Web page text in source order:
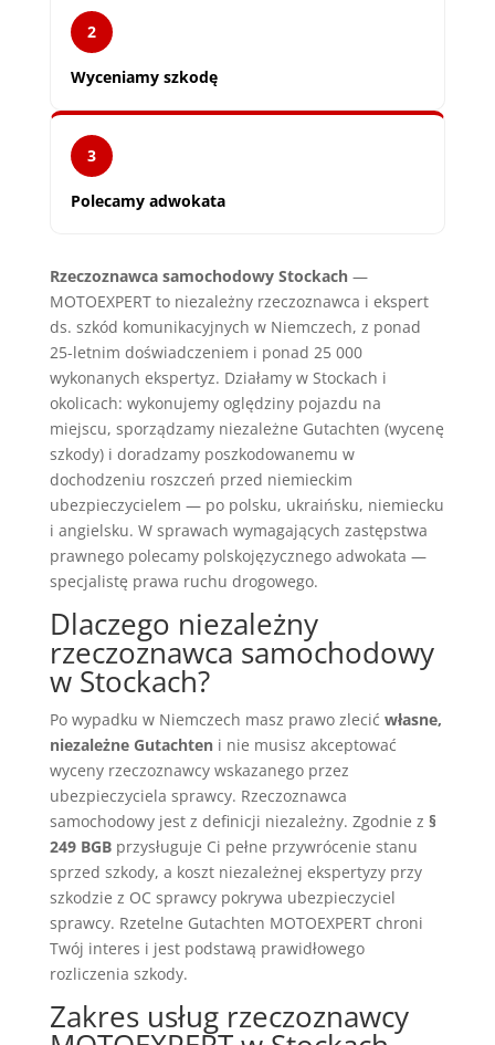
2
Wyceniamy szkodę
3
Polecamy adwokata
Rzeczoznawca samochodowy Stockach—
MOTOEXPERT to niezależny rzeczoznawca i ekspert
ds. szkód komunikacyjnych w Niemczech, z ponad
25-letnim doświadczeniem i ponad 25 000
wykonanych ekspertyz. Działamy w Stockach i
okolicach: wykonujemy oględziny pojazdu na
miejscu, sporządzamy niezależne Gutachten (wycenę
szkody) i doradzamy poszkodowanemu w
dochodzeniu roszczeń przed niemieckim
ubezpieczycielem — po polsku, ukraińsku, niemiecku
i angielsku. W sprawach wymagających zastępstwa
prawnego polecamy polskojęzycznego adwokata —
specjalistę prawa ruchu drogowego.
Dlaczego niezależny
rzeczoznawca samochodowy
w Stockach?
Po wypadku w Niemczech masz prawo zlecić własne,
niezależne Gutachteni nie musisz akceptować
wyceny rzeczoznawcy wskazanego przez
ubezpieczyciela sprawcy. Rzeczoznawca
samochodowy jest z definicji niezależny. Zgodnie z §
249 BGBprzysługuje Ci pełne przywrócenie stanu
sprzed szkody, a koszt niezależnej ekspertyzy przy
szkodzie z OC sprawcy pokrywa ubezpieczyciel
sprawcy. Rzetelne Gutachten MOTOEXPERT chroni
Twój interes i jest podstawą prawidłowego
rozliczenia szkody.
Zakres usług rzeczoznawcy